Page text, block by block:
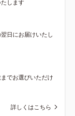
します
日にお届けいたし
でお選びいただけ
詳しくはこちら